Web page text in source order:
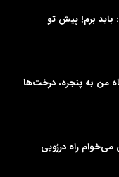
باید برم! پیش تو
من به پنجره، درخت‌ها
می‌خوام راه دررُویی